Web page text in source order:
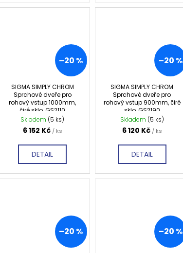
–20 %
SIGMA SIMPLY CHROM
Sprchové dveře pro
rohový vstup 1000mm,
čiré sklo, GS2110
Skladem (5 ks)
6 152 Kč / ks
DETAIL
–20 %
SIGMA SIMPLY CHROM
Sprchové dveře pro
rohový vstup 900mm, čiré
sklo, GS2190
Skladem (5 ks)
6 120 Kč / ks
DETAIL
–20 % –20 %